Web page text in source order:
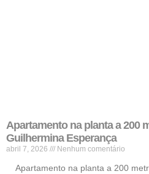
Apartamento na planta a 200
Guilhermina Esperança
abril 7, 2026 Nenhum comentário
Apartamento na planta a 200